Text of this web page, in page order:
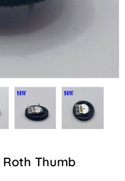
Thumb